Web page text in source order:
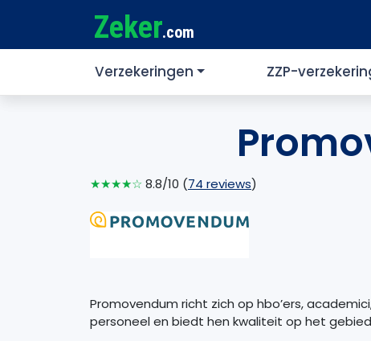
Zeker.com
Verzekeringen ZZP-
★★★★☆ 8.8/10 (74 reviews)
Promovendum richt zich op hbo’ers,
personeel en biedt hen kwaliteit op het